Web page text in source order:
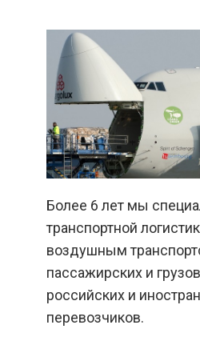
Более 6 лет мы
транспортной
воздушным
пассажирских и
российских и
перевозчиков.